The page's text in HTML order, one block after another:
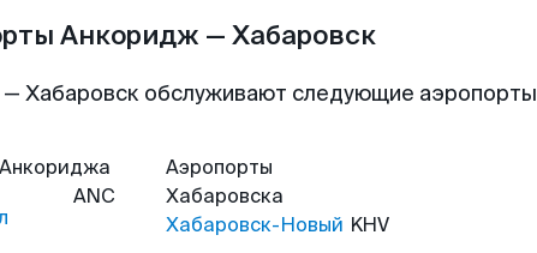
Анкоридж — Хабаровск
Хабаровск обслуживают следующие аэропорты
Анкориджа
ANC
Аэропорты
Хабаровска
Хабаровск-Новый KHV